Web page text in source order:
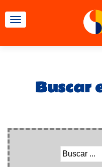
CAMBIAR NAVEGACIÓN
Buscar
Término
buscado: